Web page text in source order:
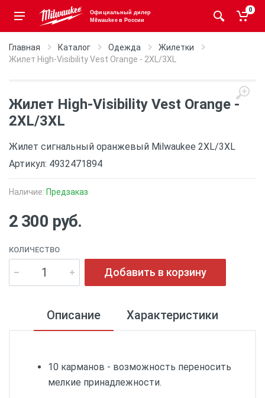
Официальный дилер
Milwaukee в России
0
Главная Каталог Одежда
Жилетки
Жилет High-Visibility Vest Orange - 2XL/3XL
Жилет High-Visibility Vest Orange -
2XL/3XL
Жилет сигнальный оранжевый Milwaukee 2XL/3XL
Артикул: 4932471894
Наличие: Предзаказ
2 300 руб.
КОЛИЧЕСТВО
Добавить в корзину
Описание Характеристики
10 карманов - возможность переносить
мелкие принадлежности.